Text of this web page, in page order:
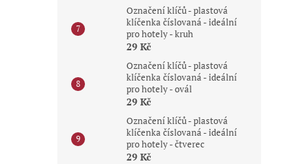
Označení klíčů - plastová
klíčenka číslovaná - ideální
pro hotely - kruh
29 Kč
Označení klíčů - plastová
klíčenka číslovaná - ideální
pro hotely - ovál
29 Kč
Označení klíčů - plastová
klíčenka číslovaná - ideální
pro hotely - čtverec
29 Kč